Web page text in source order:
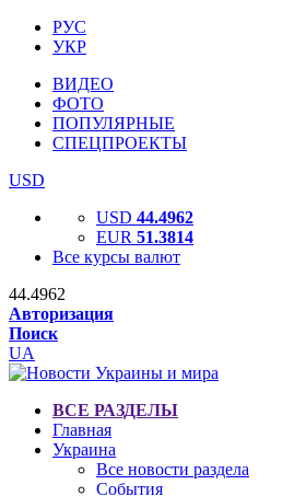
РУС
УКР
ВИДЕО
ФОТО
ПОПУЛЯРНЫЕ
СПЕЦПРОЕКТЫ
USD
USD 44.4962
EUR 51.3814
Все курсы валют
44.4962
Авторизация
Поиск
UA
ВСЕ РАЗДЕЛЫ
Главная
Украина
Все новости раздела
События